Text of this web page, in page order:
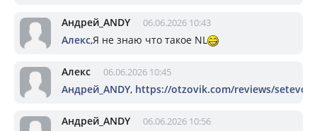
Андрей_ANDY 06.06.2026 10:43
Алекс,Я не знаю что такое NL
Алекс 06.06.2026 10:45
Андрей_ANDY, https://otzovik.com/reviews/
Андрей_ANDY 06.06.2026 10:56